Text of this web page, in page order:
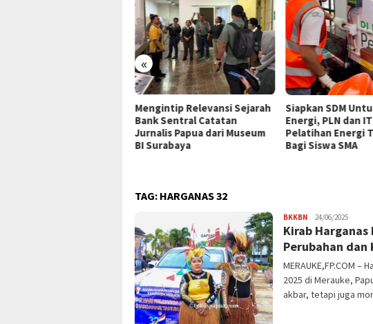
«
Mengintip Relevansi Sejarah
Bank Sentral Catatan
Jurnalis Papua dari Museum
BI Surabaya
Siapkan SDM
Energi, PLN dan
Pelatihan Energi
Bagi Siswa SMA
TAG: HARGANAS 32
BKKBN JPatading
24/06/2025
Kirab Harganas
Perubahan dan
MERAUKE,FP.COM –
2025 di Merauke,
akbar, tetapi juga